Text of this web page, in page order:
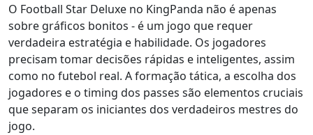
O Football Star Deluxe no KingPanda não é apenas
sobre gráficos bonitos - é um jogo que requer
verdadeira estratégia e habilidade. Os jogadores
precisam tomar decisões rápidas e inteligentes, assim
como no futebol real. A formação tática, a escolha dos
jogadores e o timing dos passes são elementos cruciais
que separam os iniciantes dos verdadeiros mestres do
jogo.